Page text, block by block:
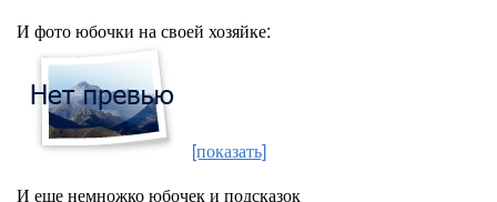
И фото юбочки на своей хозяйке:
[показать]
И еще немножко юбочек и подсказок